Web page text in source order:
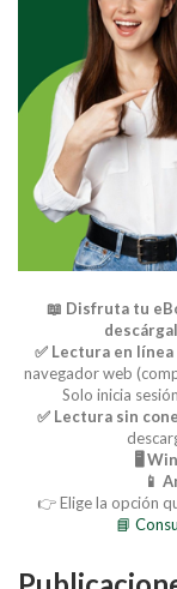
📖 Disfruta tu
✅ Lectura en
navegador web
Solo inicia
✅ Lectura sin
🖥️
📱
👉 Elige la opción
📘